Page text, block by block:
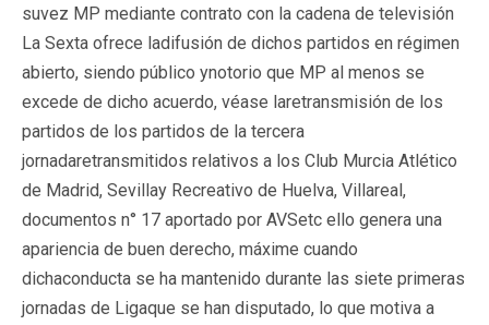
suvez MP mediante contrato con la cadena de televisión
La Sexta ofrece ladifusión de dichos partidos en régimen
abierto, siendo público ynotorio que MP al menos se
excede de dicho acuerdo, véase laretransmisión de los
partidos de los partidos de la tercera
jornadaretransmitidos relativos a los Club Murcia Atlético
de Madrid, Sevillay Recreativo de Huelva, Villareal,
documentos n° 17 aportado por AVSetc ello genera una
apariencia de buen derecho, máxime cuando
dichaconducta se ha mantenido durante las siete primeras
jornadas de Ligaque se han disputado, lo que motiva a